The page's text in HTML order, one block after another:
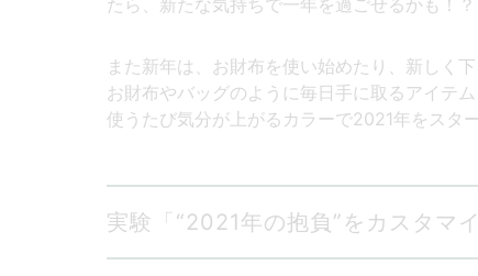
たら、新たな気持ちで一年を過ごせるかも！？
また新年は、お財布を使い始めたり、新しく
お財布やバッグのように毎日手に取るアイテム
使うたび気分が上がるカラーで2021年をスタ
実験「“2021年の抱負”をカスタマ